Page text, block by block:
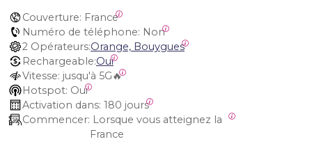
Couverture: France
Numéro de téléphone: Non
2 Opérateurs:Orange, Bouygues
Rechargeable:Oui
Vitesse: jusqu'à 5G🔥
Hotspot: Oui
Activation dans: 180 jours
Commencer:
France